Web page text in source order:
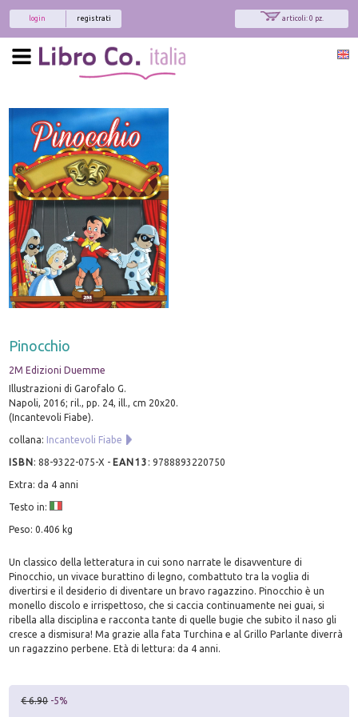
articoli: 0 pz.
registrati
login
Pinocchio
2M Edizioni Duemme
Illustrazioni di Garofalo G.
Napoli, 2016; ril., pp. 24, ill., cm 20x20.
(Incantevoli Fiabe).
collana: Incantevoli Fiabe
ISBN:88-9322-075-X - EAN13 :9788893220750
Extra: da 4 anni
Testo in:
Peso: 0.406 kg
Un classico della letteratura in cui sono narrate le disavventure di
Pinocchio, un vivace burattino di legno, combattuto tra la voglia di
divertirsi e il desiderio di diventare un bravo ragazzino. Pinocchio è un
monello discolo e irrispettoso, che si caccia continuamente nei guai, si
ribella alla disciplina e racconta tante di quelle bugie che subito il naso gli
cresce a dismisura! Ma grazie alla fata Turchina e al Grillo Parlante diverrà
un ragazzino perbene. Età di lettura: da 4 anni.
€ 6.90 -5%